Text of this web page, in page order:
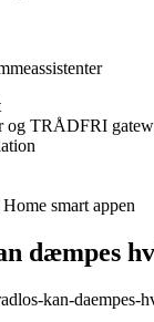
og TRÅDFRI
smart appen
dæmpes
kan-daempes-